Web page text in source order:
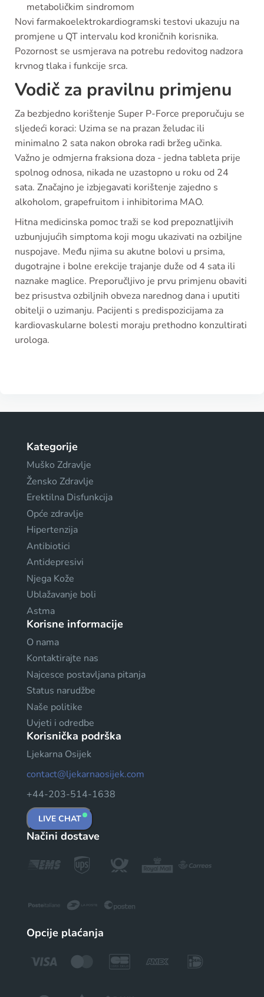
metaboličkim sindromom
Novi farmakoelektrokardiogramski testovi ukazuju na
promjene u QT intervalu kod kroničnih korisnika.
Pozornost se usmjerava na potrebu redovitog nadzora
krvnog tlaka i funkcije srca.
Vodič za pravilnu primjenu
Za bezbjedno korištenje Super P-Force preporučuju se
sljedeći koraci: Uzima se na prazan želudac ili
minimalno 2 sata nakon obroka radi bržeg učinka.
Važno je odmjerna fraksiona doza - jedna tableta prije
spolnog odnosa, nikada ne uzastopno u roku od 24
sata. Značajno je izbjegavati korištenje zajedno s
alkoholom, grapefruitom i inhibitorima MAO.
Hitna medicinska pomoc traži se kod prepoznatljivih
uzbunjujućih simptoma koji mogu ukazivati na ozbiljne
nuspojave. Među njima su akutne bolovi u prsima,
dugotrajne i bolne erekcije trajanje duže od 4 sata ili
naznake maglice. Preporučljivo je prvu primjenu obaviti
bez prisustva ozbiljnih obveza narednog dana i uputiti
obitelji o uzimanju. Pacijenti s predispozicijama za
kardiovaskularne bolesti moraju prethodno konzultirati
urologa.
Kategorije
Muško Zdravlje
Žensko Zdravlje
Erektilna Disfunkcija
Opće zdravlje
Hipertenzija
Antibiotici
Antidepresivi
Njega Kože
Ublažavanje boli
Astma
Korisne informacije
O nama
Kontaktirajte nas
Najcesce postavljana pitanja
Status narudžbe
Naše politike
Uvjeti i odredbe
Korisnička podrška
Ljekarna Osijek
contact@ljekarnaosijek.com
+44-203-514-1638
LIVE CHAT
Načini dostave
Opcije plaćanja